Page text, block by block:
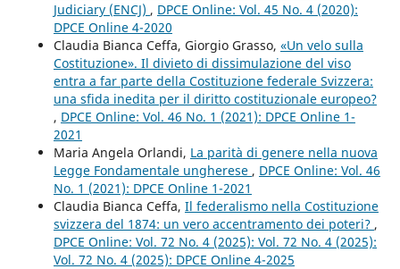
Judiciary (ENCJ) , DPCE Online: Vol. 45 No. 4 (2020):
DPCE Online 4-2020
Claudia Bianca Ceffa, Giorgio Grasso, «Un velo sulla
Costituzione». Il divieto di dissimulazione del viso
entra a far parte della Costituzione federale Svizzera:
una sfida inedita per il diritto costituzionale europeo?
, DPCE Online: Vol. 46 No. 1 (2021): DPCE Online 1-
2021
Maria Angela Orlandi, La parità di genere nella nuova
Legge Fondamentale ungherese , DPCE Online: Vol. 46
No. 1 (2021): DPCE Online 1-2021
Claudia Bianca Ceffa, Il federalismo nella Costituzione
svizzera del 1874: un vero accentramento dei poteri? ,
DPCE Online: Vol. 72 No. 4 (2025): Vol. 72 No. 4 (2025):
Vol. 72 No. 4 (2025): DPCE Online 4-2025